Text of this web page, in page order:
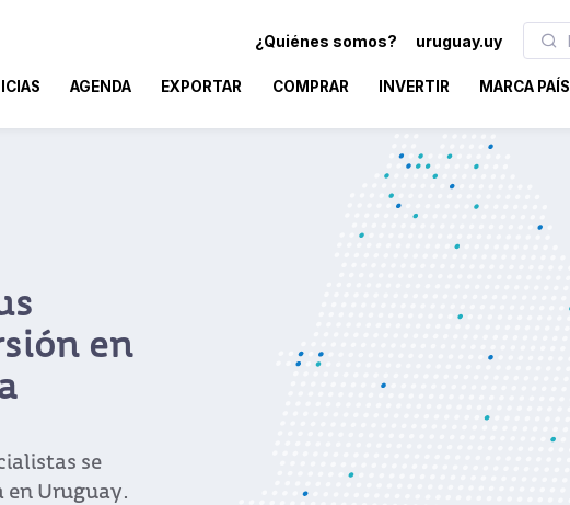
¿Quiénes somos? uruguay.uy
AGENDA EXPORTAR COMPRAR INVERTIR MARCA PAÍS
en
se
en Uruguay.